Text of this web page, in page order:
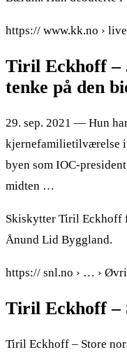
https:// www.kk.no ›
Tiril Eckhoff –
tenke på den
29. sep. 2021 — Hun
kjernefamilietilværelse i
byen som IOC-
midten …
Skiskytter Tiril Eckhoff
Ånund Lid Byggland.
https:// snl.no › … ›
Tiril Eckhoff –
Tiril Eckhoff – Store